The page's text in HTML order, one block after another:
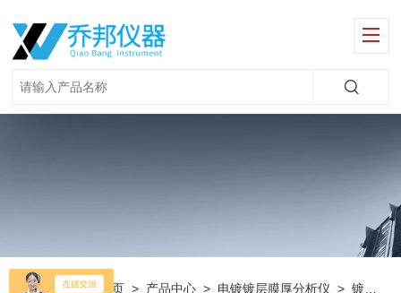
当前位置： 首页 > 产品中心 > 电镀镀层膜厚分析仪 >镀层测试仪